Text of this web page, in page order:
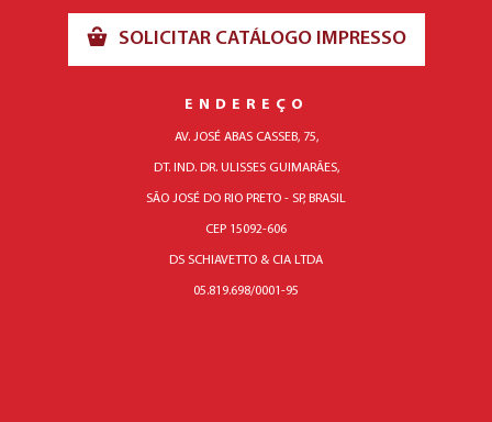
SOLICITAR CATÁLOGO IMPRESSO
ENDEREÇO
AV. JOSÉ ABAS CASSEB, 75,
DT. IND. DR. ULISSES GUIMARÃES,
SÃO JOSÉ DO RIO PRETO - SP, BRASIL
CEP 15092-606
DS SCHIAVETTO & CIA LTDA
05.819.698/0001-95